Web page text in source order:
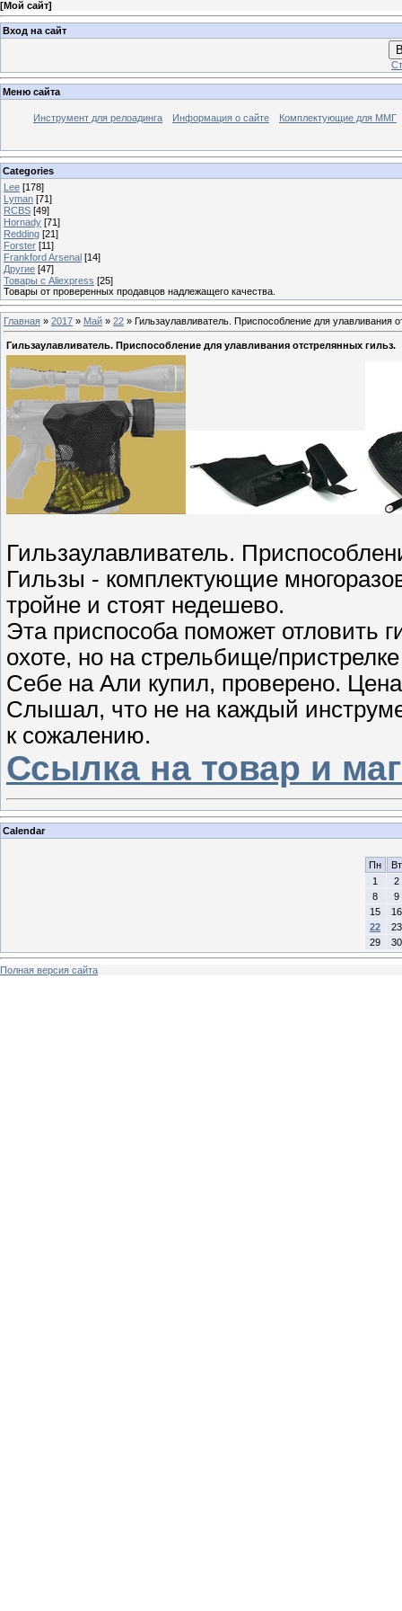
[Мой сайт]
Вход на сайт
Меню сайта
Инструмент для релоадинга Информация о сайте Комплектующие для ММГ
Categories
Lee [178]
Lyman [71]
RCBS [49]
Hornady [71]
Redding [21]
Forster [11]
Frankford Arsenal [14]
Другие [47]
Товары с Aliexpress [25]
Товары от проверенных продавцов надлежащего качества.
Главная » 2017 » Май » 22 » Гильзаулавливатель. Приспособление для улавливания
Гильзаулавливатель. Приспособление для улавливания отстрелянных гильз.
Гильзаулавливатель.
Гильзы - комплектующие
тройне и стоят недешево.
Эта приспособа поможет отловить
охоте, но на стрельбище/
Себе на Али купил, проверено.
Слышал, что не на каждый
к сожалению.
Ссылка на товар и
Calendar
Пн
Вт
1
2
8
9
15
16
22
23
29
30
Полная версия сайта